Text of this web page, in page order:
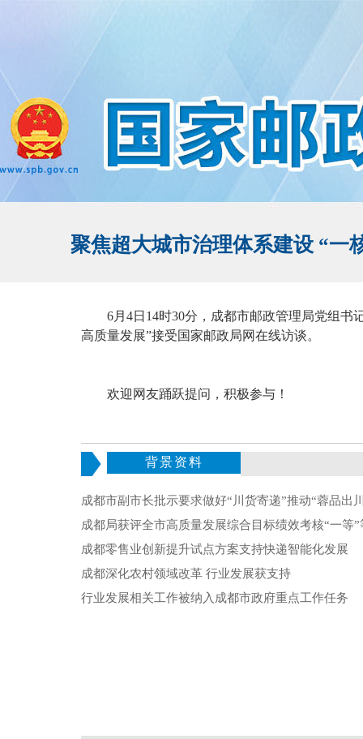
聚焦超大城市治理体系建设 “一
6月4日14时30分，成都市邮政管理局党组书
高质量发展”接受国家邮政局网在线访谈。
欢迎网友踊跃提问，积极参与！
背景资料
成都市副市长批示要求做好“川货寄递”推动“蓉品出
成都局获评全市高质量发展综合目标绩效考核“一等”
成都零售业创新提升试点方案支持快递智能化发展
成都深化农村领域改革 行业发展获支持
行业发展相关工作被纳入成都市政府重点工作任务